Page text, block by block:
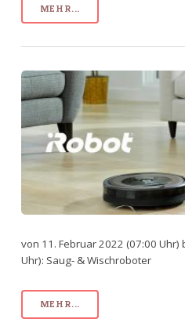
MEHR...
von 11. Februar 2022 (07:00 Uhr)
Uhr): Saug- & Wischroboter
MEHR...